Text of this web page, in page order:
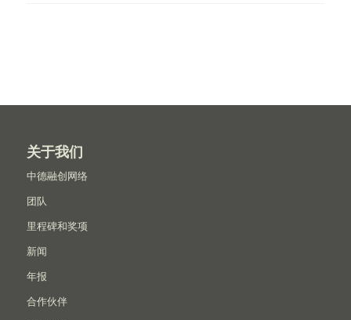
关于我们
中德融创网络
团队
里程碑和奖项
新闻
年报
合作伙伴